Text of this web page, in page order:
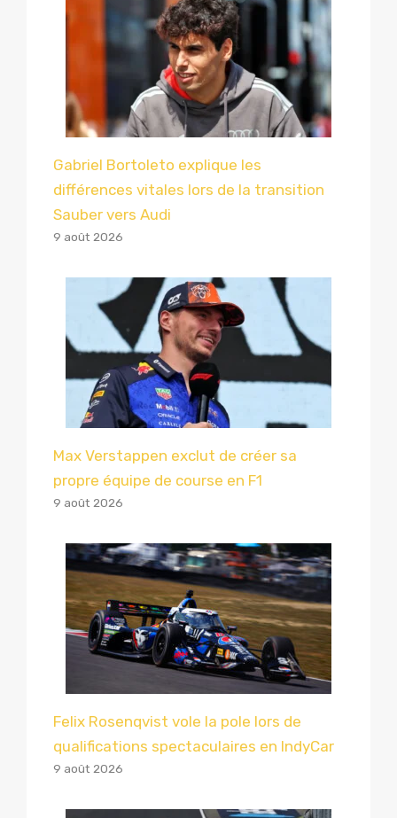
Gabriel Bortoleto explique les
différences vitales lors de la transition
Sauber vers Audi
9 août 2026
Max Verstappen exclut de créer sa
propre équipe de course en F1
9 août 2026
Felix Rosenqvist vole la pole lors de
qualifications spectaculaires en IndyCar
9 août 2026